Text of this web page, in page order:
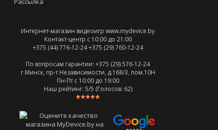
Интернет-магазин видеоигр www.mydevice.by
Контакт-центр с 10:00 до 21:00
+375 (44) 776-12-24+375 (29) 760-12-24
По вопросам гарантии: +375 (29) 576-12-24
г.Минск, пр-т Независимости, д.168/3, пом.10Н
Пн-Пт c 10:00 до 19:00
Наш рейтинг: 5/5 (Голосов: 62)